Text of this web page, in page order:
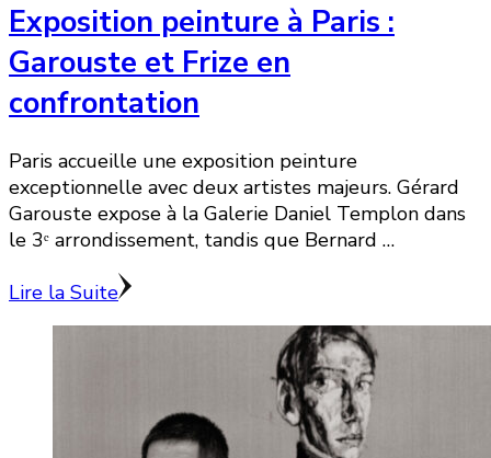
Exposition peinture à Paris :
Garouste et Frize en
confrontation
Paris accueille une exposition peinture
exceptionnelle avec deux artistes majeurs. Gérard
Garouste expose à la Galerie Daniel Templon dans
le 3ᵉ arrondissement, tandis que Bernard …
Lire la Suite